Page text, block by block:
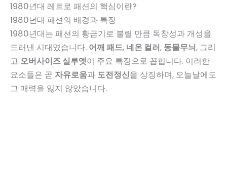
1980년대 레트로 패션의 핵심이란?
1980년대 패션의 배경과 특징
1980년대는 패션의 황금기로 불릴 만큼 독창성과 개성을
드러낸 시대였습니다. 어깨 패드, 네온 컬러, 동물무늬, 그리
고 오버사이즈 실루엣이 주요 특징으로 꼽힙니다. 이러한
요소들은 곧 자유로움과 도전정신을 상징하며, 오늘날에도
그 매력을 잃지 않았습니다.